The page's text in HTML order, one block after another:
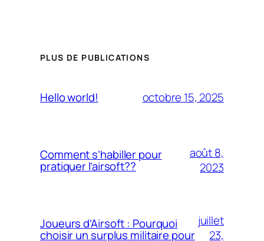
PLUS DE PUBLICATIONS
Hello world! octobre 15, 2025
Comment s’habiller pour
pratiquer l’airsoft??
août 8,
2023
Joueurs d’Airsoft : Pourquoi
choisir un surplus militaire pour
juillet
23,